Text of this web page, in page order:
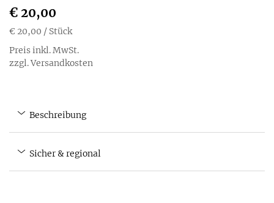
€ 20,00
€ 20,00 / Stück
Preis inkl. MwSt.
zzgl. Versandkosten
Beschreibung
Sicher & regional